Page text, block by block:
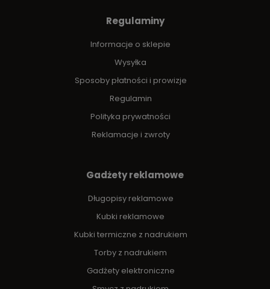
Regulaminy
Informacje o sklepie
Wysyłka
Sposoby płatności i prowizje
Regulamin
Polityka prywatności
Reklamacje i zwroty
Gadżety reklamowe
Długopisy reklamowe
Kubki reklamowe
Kubki termiczne z nadrukiem
Torby z nadrukiem
Gadżety elektroniczne